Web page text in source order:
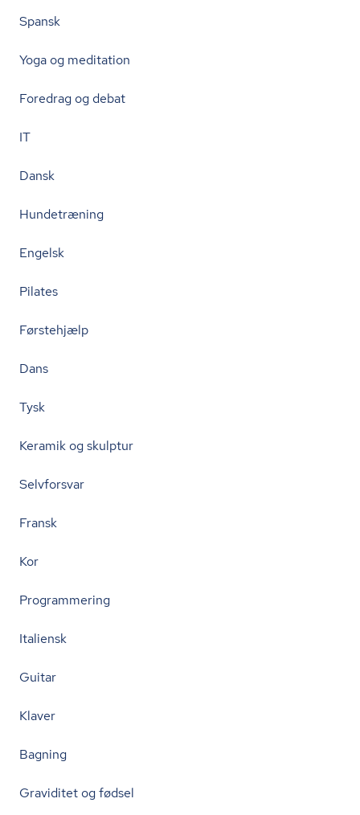
Spansk
Yoga og meditation
Foredrag og debat
IT
Dansk
Hundetræning
Engelsk
Pilates
Førstehjælp
Dans
Tysk
Keramik og skulptur
Selvforsvar
Fransk
Kor
Programmering
Italiensk
Guitar
Klaver
Bagning
Graviditet og fødsel